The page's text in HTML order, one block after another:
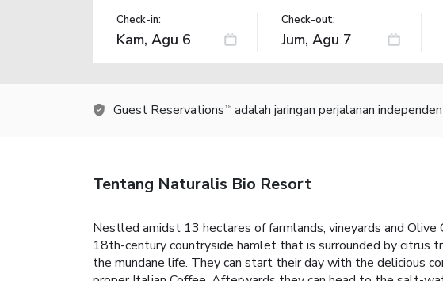
Check-in: Check-out:
Guest Reservations TM adalah jaringan perjalanan
Tentang Naturalis Bio Resort
Nestled amidst 13 hectares of farmlands, vineyards and
18th-century countryside hamlet that is surrounded by citrus
the mundane life. They can start their day with the delicious